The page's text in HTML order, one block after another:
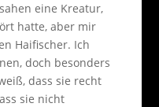
eine Kreatur,
hatte, aber mir
Haifischer. Ich
doch besonders
dass sie recht
sie nicht